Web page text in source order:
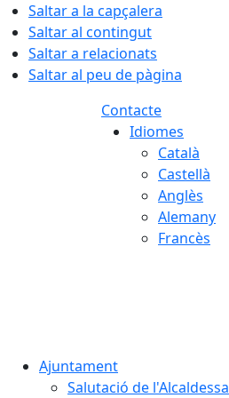
Saltar a la capçalera
Saltar al contingut
Saltar a relacionats
Saltar al peu de pàgina
Contacte
Idiomes
Català
Castellà
Anglès
Alemany
Francès
Ajuntament
Salutació de l'Alcaldessa